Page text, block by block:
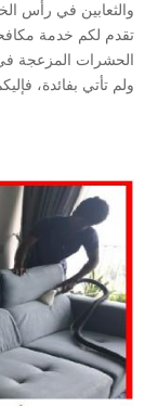
والثعابين في رأس
تقدم لكم خدمة
الحشرات المزعجة
ولم تأتي بفائدة،